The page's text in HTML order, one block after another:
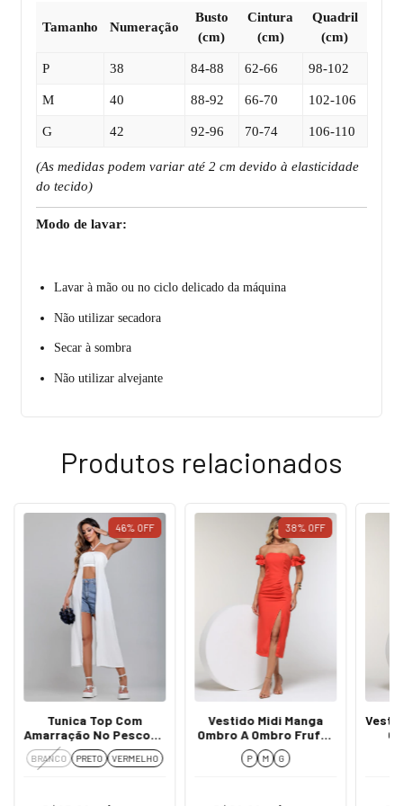
Tamanho Numeração
Busto
(cm)
Cintura
(cm)
Quadril
(cm)
P 38 84-88 62-66 98-102
M 40 88-92 66-70 102-106
G 42 92-96 70-74 106-110
(As medidas podem variar até 2 cm devido à elasticidade
do tecido)
Modo de lavar:
Lavar à mão ou no ciclo delicado da máquina
Não utilizar secadora
Secar à sombra
Não utilizar alvejante
Produtos relacionados
46% OFF
Tunica Top Com
Amarração No Pescoço
- Sonia
BRANCO PRETO VERMELHO
38% OFF
Vestido Midi Manga
Ombro A Ombro Frufru
Fenda - Claudia
P M G